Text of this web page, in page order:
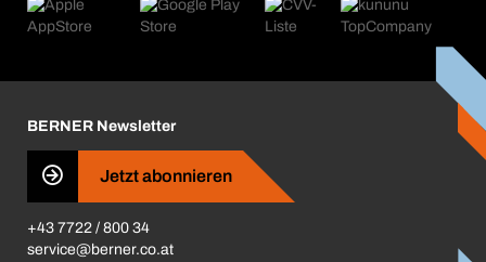
Kataloge & Broschüren
Was uns antreibt
Presse
Business Conduct
BERNER Newsletter
Jetzt abonnieren
+43 7722 / 800 34
service@berner.co.at